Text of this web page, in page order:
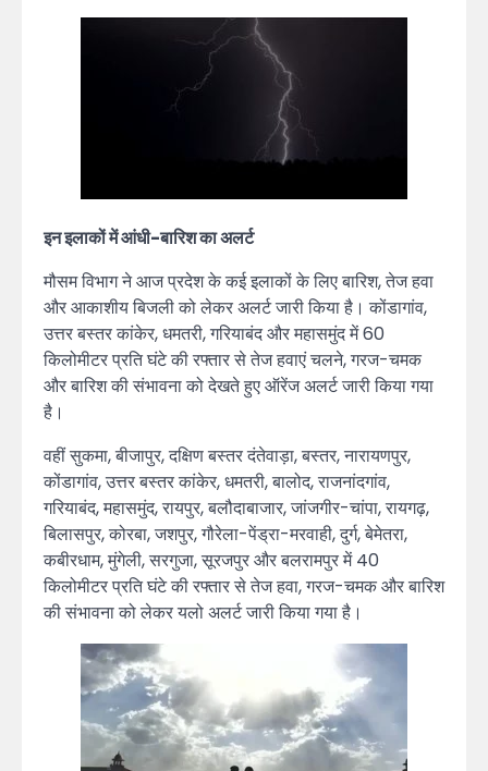
इन इलाकों में आंधी-बारिश का अलर्ट
मौसम विभाग ने आज प्रदेश के कई इलाकों के लिए बारिश, तेज हवा
और आकाशीय बिजली को लेकर अलर्ट जारी किया है। कोंडागांव,
उत्तर बस्तर कांकेर, धमतरी, गरियाबंद और महासमुंद में 60
किलोमीटर प्रति घंटे की रफ्तार से तेज हवाएं चलने, गरज-चमक
और बारिश की संभावना को देखते हुए ऑरेंज अलर्ट जारी किया गया
है।
वहीं सुकमा, बीजापुर, दक्षिण बस्तर दंतेवाड़ा, बस्तर, नारायणपुर,
कोंडागांव, उत्तर बस्तर कांकेर, धमतरी, बालोद, राजनांदगांव,
गरियाबंद, महासमुंद, रायपुर, बलौदाबाजार, जांजगीर-चांपा, रायगढ़,
बिलासपुर, कोरबा, जशपुर, गौरेला-पेंड्रा-मरवाही, दुर्ग, बेमेतरा,
कबीरधाम, मुंगेली, सरगुजा, सूरजपुर और बलरामपुर में 40
किलोमीटर प्रति घंटे की रफ्तार से तेज हवा, गरज-चमक और बारिश
की संभावना को लेकर यलो अलर्ट जारी किया गया है।